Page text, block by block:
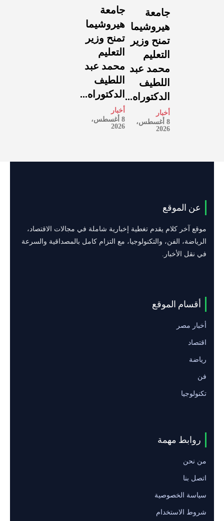
جامعة
هيروشيما
تمنح وزير
التعليم
محمد عبد
اللطيف
الدكتوراه...
أخبار
8 أغسطس،
2026
جامعة
هيروشيما
تمنح وزير
التعليم
محمد عبد
اللطيف
الدكتوراه...
أخبار
8 أغسطس،
2026
عن الموقع
موقع آخر كلام يقدم تغطية إخبارية شاملة في مجالات الاقتصاد،
الرياضة، الفن، والتكنولوجيا، مع التزام كامل بالمصداقية والسرعة
في نقل الأخبار.
أقسام الموقع
أخبار مصر
اقتصاد
رياضة
فن
تكنولوجيا
روابط مهمة
من نحن
اتصل بنا
سياسة الخصوصية
شروط الاستخدام